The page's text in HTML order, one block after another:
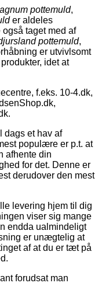
pottemuld,
er aldeles
taget med af
pottemuld,
er utvivlsomt
idet at
f.eks. 10-4.dk,
dags et hav af
populære er p.t. at
afhente din
for det. Denne er
derudover den mest
levering hjem til dig
viser sig mange
endda ualmindeligt
er unægtelig at
af at du er tæt på
forudsat man